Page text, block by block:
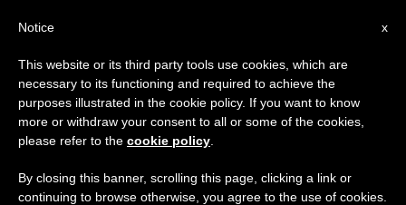
16 luglio: Santa Maria del
Carmelo
x
Notice
This website or its third party tools use cookies, which are
necessary to its functioning and required to achieve the
purposes illustrated in the cookie policy. If you want to know
more or withdraw your consent to all or some of the cookies,
please refer to the cookie policy
By closing this banner, scrolling this page, clicking a link or
continuing to browse otherwise, you agree to the use of cookies.